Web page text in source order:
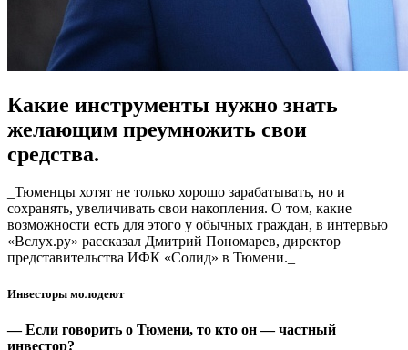
Какие инструменты нужно знать
желающим преумножить свои
средства.
_Тюменцы хотят не только хорошо зарабатывать, но и
сохранять, увеличивать свои накопления. О том, какие
возможности есть для этого у обычных граждан, в интервью
«Вслух.ру» рассказал Дмитрий Пономарев, директор
представительства ИФК «Солид» в Тюмени._
Инвесторы молодеют
— Если говорить о Тюмени, то кто он — частный
инвестор?